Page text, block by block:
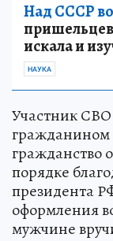
Над СССР
искала и
НАУКА
Участник
гражданином
гражданство
порядке
президента
оформления
мужчине